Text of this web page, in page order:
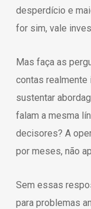
desperdício e
for sim, vale
Mas faça as
contas realmente
sustentar
falam a mesma
decisores? A
por meses, não
Sem essas
para problemas